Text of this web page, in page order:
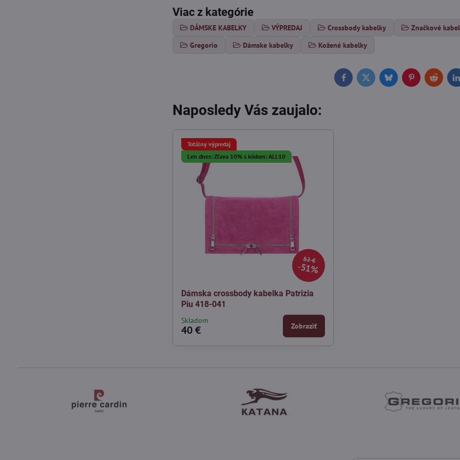
Viac z kategórie
DÁMSKE KABELKY VÝPREDAJ Crossbody kabelky
Značkové
Gregorio
Dámske kabelky Kožené kabelky
FacebookTwitterBlueskyPinterestReddit
Naposledy Vás zaujalo:
82 €
51%
Totálny výpredaj
Len dnes: Zľava 10% s kódom: ALL10
Dámska crossbody kabelka Patrizia
Piu 418-041
Skladom
40 € Zobraziť